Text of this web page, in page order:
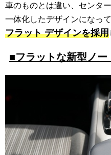
車のものとは違い、センタ
一体化したデザインになっ
フラット デザインを採用
■フラットな新型ノ